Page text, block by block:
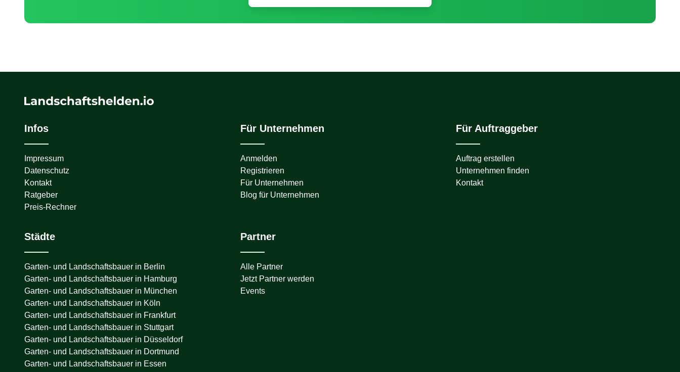
Infos
Impressum
Datenschutz
Kontakt
Ratgeber
Preis-Rechner
Für Unternehmen
Anmelden
Registrieren
Für Unternehmen
Blog für Unternehmen
Für Auftraggeber
Auftrag erstellen
Unternehmen finden
Kontakt
Städte
Garten- und Landschaftsbauer in Berlin
Garten- und Landschaftsbauer in Hamburg
Garten- und Landschaftsbauer in München
Garten- und Landschaftsbauer in Köln
Garten- und Landschaftsbauer in Frankfurt
Garten- und Landschaftsbauer in Stuttgart
Garten- und Landschaftsbauer in Düsseldorf
Garten- und Landschaftsbauer in Dortmund
Garten- und Landschaftsbauer in Essen
Partner
Alle Partner
Jetzt Partner werden
Events